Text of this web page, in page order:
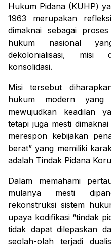
Hukum Pidana (KUHP)
1963 merupakan
dimaknai sebagai
hukum nasional
dekolonialisasi, misi
konsolidasi.
Misi tersebut
hukum modern yang
mewujudkan keadilan
tetapi juga mesti
merespon kebijakan
berat” yang memiliki
adalah Tindak Pidana
Dalam memahami
mulanya mesti
rekonstruksi sistem
upaya kodifikasi “tindak
tidak dapat dilepaskan
seolah-olah terjadi